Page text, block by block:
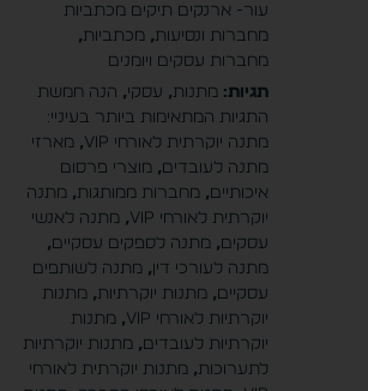
עור- ארנקים תיקים מכתביות
מחברות ונסיעות, מכתביות,
מחברות עסקים ויומנים
תגיות: מתנות, עסקי, הנה חמשת
התגיות המתאימות ביותר בעיניי:
מתנה יוקרתית לאורחי VIP
, מארזי
מתנה לעובדים, מוצרי פרסום
איכותיים, מחברות ממותגות, מתנה
יוקרתית לאורחי VIP
, מתנה לאנשי
עסקים, מתנה לספקים עסקיים,
מתנה לעורכי דין, מתנה לשותפים
עסקיים, מתנות יוקרתיות, מתנות
יוקרתיות לאורחי VIP
, מתנות
יוקרתיות לעובדים, מתנות יוקרתיות
לתערוכות, מתנות יוקרתית לאורחי